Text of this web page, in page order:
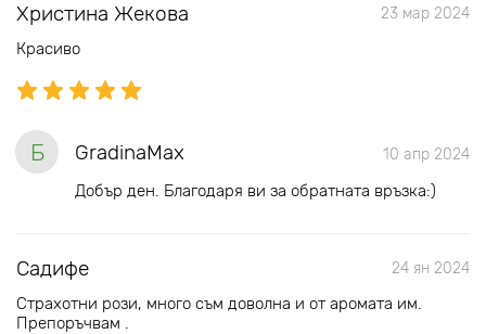
Христина Жекова 23 мар 2024
Красиво
Б GradinaMax 10 апр 2024
Добър ден. Благодаря ви за обратната връзка:)
Садифе 24 ян 2024
Страхотни рози, много съм доволна и от аромата им.
Препоръчвам .